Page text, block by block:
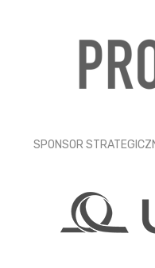
SPONSOR